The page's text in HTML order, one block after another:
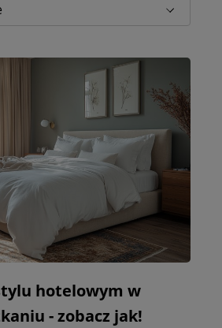
hotelowym w
- zobacz jak!